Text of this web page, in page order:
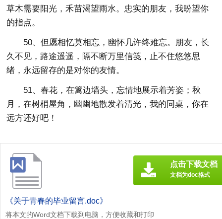
草木需要阳光，禾苗渴望雨水。忠实的朋友，我盼望你
的指点。
50、但愿相忆莫相忘，幽怀几许终难忘。朋友，长
久不见，路途遥遥，隔不断万里信笺，止不住悠悠思
绪，永远留存的是对你的友情。
51、春花，在篱边墙头，忘情地展示着芳姿；秋
月，在树梢屋角，幽幽地散发着清光，我的同桌，你在
远方还好吧！
《关于青春的毕业留言.doc》
将本文的Word文档下载到电脑，方便收藏和打印
点击下载文档
文档为doc格式